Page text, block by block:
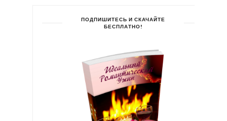
ПОДПИШИТЕСЬ И СКАЧАЙТЕ
БЕСПЛАТНО!